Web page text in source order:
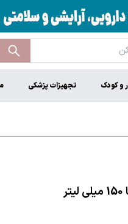
و کودک تجهیزات پزشکی